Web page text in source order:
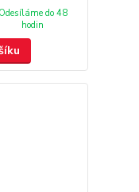
Odesíláme do 48
hodin